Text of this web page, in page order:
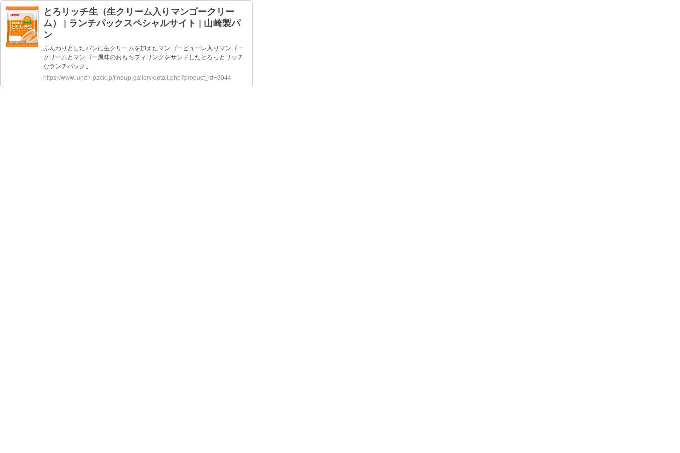
とろリッチ生（生クリーム入りマンゴークリー
ム） | ランチパックスペシャルサイト | 山崎製パ
ン
ふんわりとしたパンに生クリームを加えたマンゴーピューレ入りマンゴー
クリームとマンゴー風味のおもちフィリングをサンドしたとろっとリッチ
なランチパック。
https://www.lunch-pack.jp/lineup-gallery/detail.php?product_id=3044